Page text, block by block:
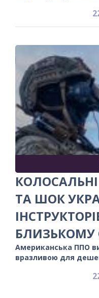
ТА ШОК
БЛИЗЬКОМУ
Американська ППО
вразливою для